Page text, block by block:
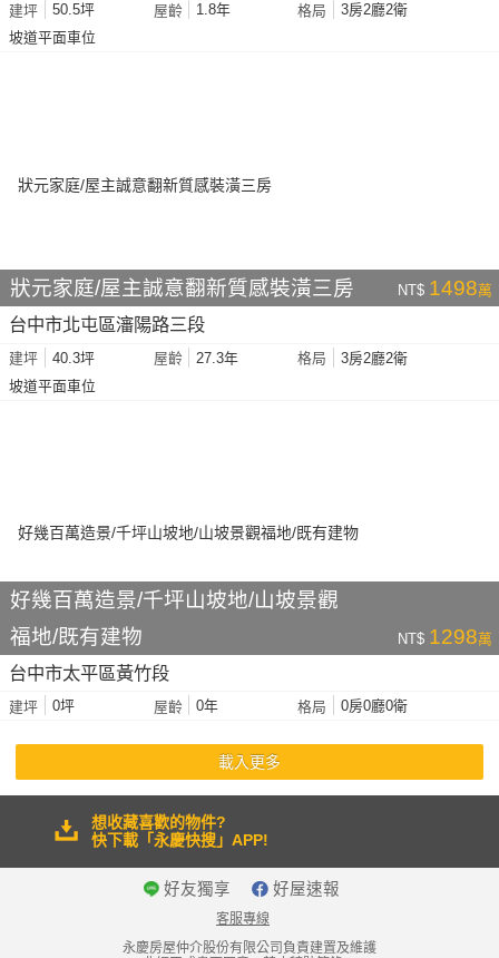
建坪 50.5坪 屋齡 1.8年 格局
3房2廳2衛
坡道平面車位
狀元家庭/屋主誠意翻新質感裝潢三房 NT$ 1498萬
台中市北屯區瀋陽路三段
建坪 40.3坪 屋齡 27.3年 格局
3房2廳2衛
坡道平面車位
好幾百萬造景/千坪山坡地/山坡景觀
福地/既有建物
NT$ 1298萬
台中市太平區黃竹段
建坪 0坪 屋齡 0年 格局 0房0廳0衛
載入更多
想收藏喜歡的物件?
快下載「永慶快搜」APP!
好友獨享 好屋速報
客服專線
永慶房屋仲介股份有限公司負責建置及維護